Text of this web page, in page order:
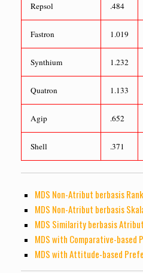
Repsol .484
Fastron 1.019
Synthium 1.232
Quatron 1.133
Agip .652
Shell .371
MDS Non-Atribut berbasis
MDS Non-Atribut berbasis
MDS Similarity berbasis Atribut
MDS with Comparative-based
MDS with Attitude-based